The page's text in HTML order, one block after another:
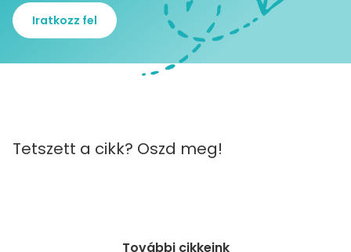
Iratkozz fel
Tetszett a cikk? Oszd meg!
További cikkeink